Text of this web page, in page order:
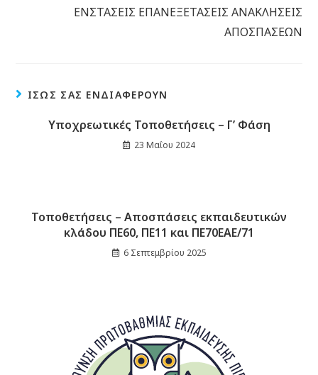
ΕΝΣΤΑΣΕΙΣ ΕΠΑΝΕΞΕΤΑΣΕΙΣ ΑΝΑΚΛΗΣΕΙΣ
ΑΠΟΣΠΑΣΕΩΝ
ΊΣΩΣ ΣΑΣ ΕΝΔΙΑΦΈΡΟΥΝ
Υποχρεωτικές Τοποθετήσεις – Γ’ Φάση
23 Μαΐου 2024
Τοποθετήσεις – Αποσπάσεις εκπαιδευτικών
κλάδου ΠΕ60, ΠΕ11 και ΠΕ70ΕΑΕ/71
6 Σεπτεμβρίου 2025